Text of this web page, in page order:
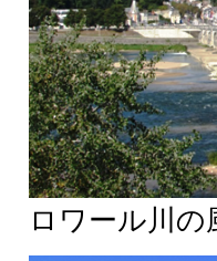
ロワール川の